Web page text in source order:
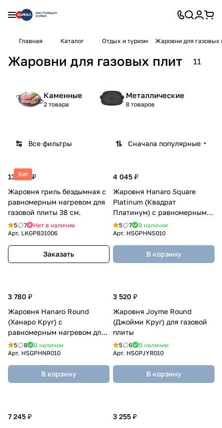
Главная Каталог Отдых и туризм Жаровни для газовых
Жаровни для газовых плит 11
Каменные
2 товара
Металлические
8 товаров
Все фильтры Сначала популярные
Хит
13 495 ₽
Жаровня гриль бездымная с
равномерным нагревом для
газовой плиты 38 см.
5 7
Нет в наличии
Арт. LKGPB31006
Заказать
4 045 ₽
Жаровня Hanaro Square
Platinum (Квадрат
Платинум) с равномерным
нагревом для газовой плиты
5 7
В наличии
Арт. HSGPHNS010
В корзину
3 780 ₽
Жаровня Hanaro Round
(Ханаро Круг) с
равномерным нагревом для
газовой плиты
5 8
В наличии
Арт. HSGPHNR010
В корзину
3 520 ₽
Жаровня Joyme Round
(Джойми Круг) для газовой
плиты
5 6
В наличии
Арт. HSGPJYR010
В корзину
7 245 ₽
3 255 ₽